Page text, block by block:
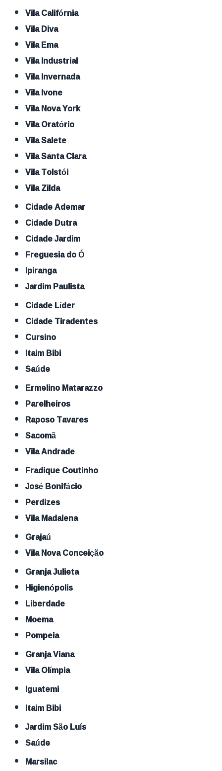
Vila Califórnia
Vila Diva
Vila Ema
Vila Industrial
Vila Invernada
Vila Ivone
Vila Nova York
Vila Oratório
Vila Salete
Vila Santa Clara
Vila Tolstói
Vila Zilda
Cidade Ademar
Cidade Dutra
Cidade Jardim
Freguesia do Ó
Ipiranga
Jardim Paulista
Cidade Líder
Cidade Tiradentes
Cursino
Itaim Bibi
Saúde
Ermelino Matarazzo
Parelheiros
Raposo Tavares
Sacomã
Vila Andrade
Fradique Coutinho
José Bonifácio
Perdizes
Vila Madalena
Grajaú
Vila Nova Conceição
Granja Julieta
Higienópolis
Liberdade
Moema
Pompeia
Granja Viana
Vila Olímpia
Iguatemi
Itaim Bibi
Jardim São Luís
Saúde
Marsilac